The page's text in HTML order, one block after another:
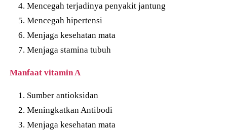
Mencegah terjadinya penyakit jantung
Mencegah hipertensi
Menjaga kesehatan mata
Menjaga stamina tubuh
Manfaat vitamin A
Sumber antioksidan
Meningkatkan Antibodi
Menjaga kesehatan mata